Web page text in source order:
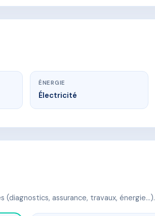
ÉNERGIE
Électricité
assurance, travaux, énergie…).